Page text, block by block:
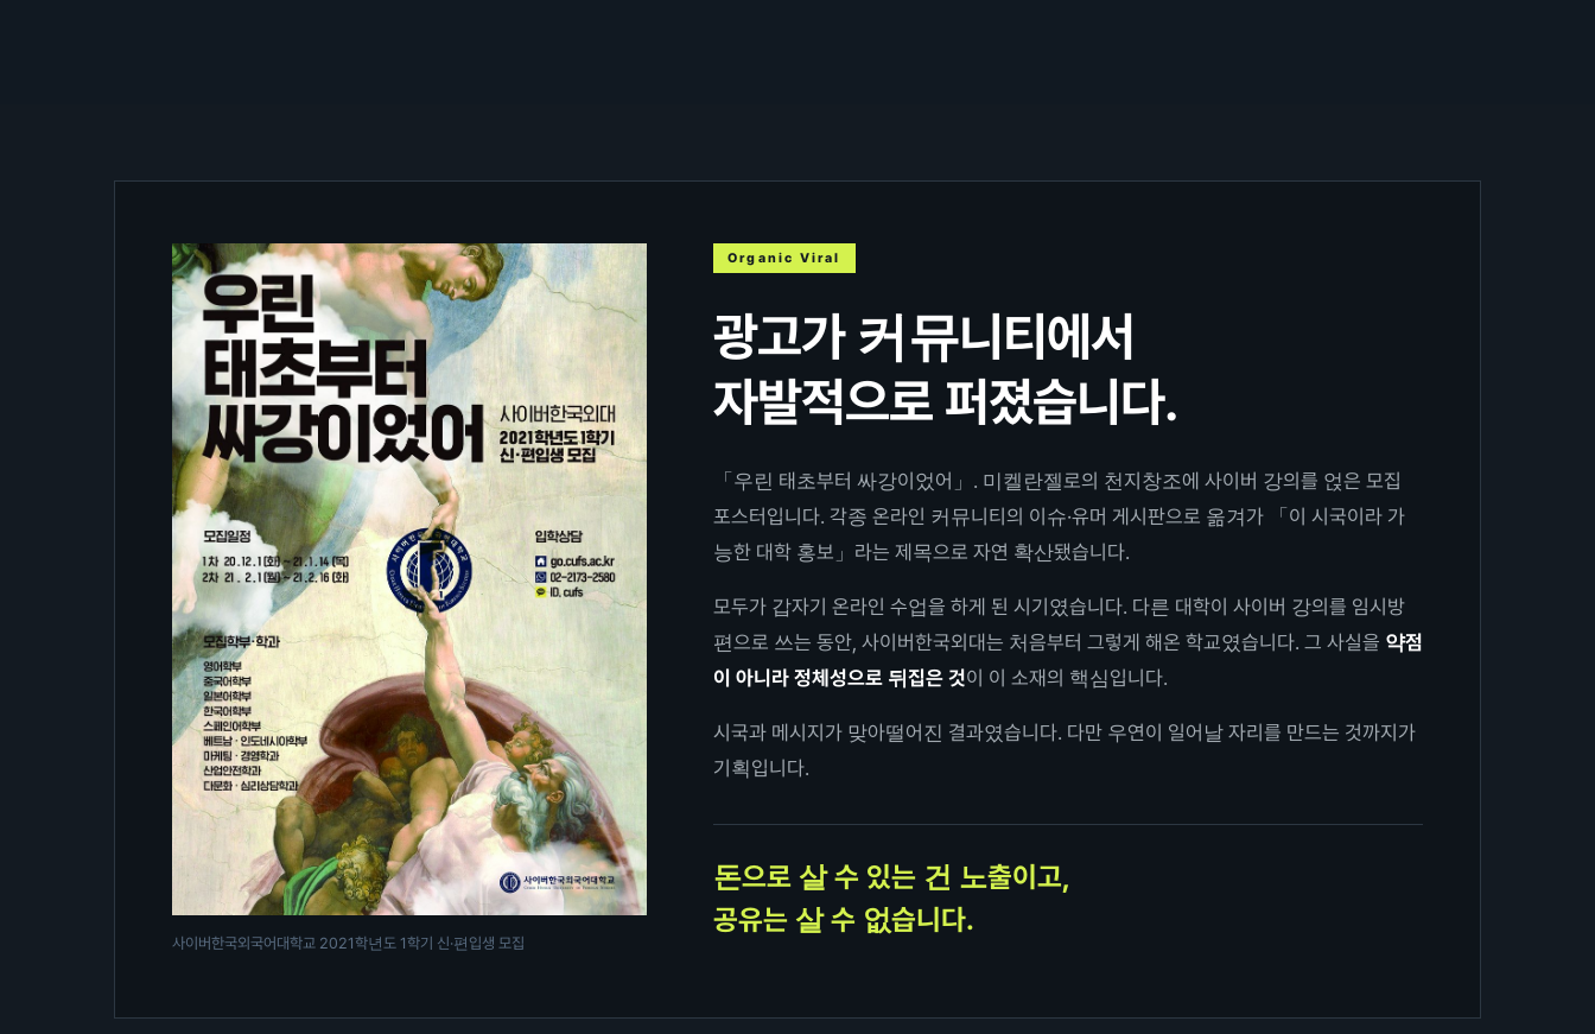
사이버한국외국어대학교 2021학년도 1학기 신·편입생 모집
Organic Viral
광고가 커뮤니티에서
자발적으로 퍼졌습니다.
「우린 태초부터 싸강이었어」. 미켈란젤로의 천지창조에 사이버 강의를 얹은 모집
포스터입니다. 각종 온라인 커뮤니티의 이슈·유머 게시판으로 옮겨가 「이 시국이라 가
능한 대학 홍보」라는 제목으로 자연 확산됐습니다.
모두가 갑자기 온라인 수업을 하게 된 시기였습니다. 다른 대학이 사이버 강의를 임시방
편으로 쓰는 동안, 사이버한국외대는 처음부터 그렇게 해온 학교였습니다. 그 사실을 약점
이 아니라 정체성으로 뒤집은 것이 이 소재의 핵심입니다.
시국과 메시지가 맞아떨어진 결과였습니다. 다만 우연이 일어날 자리를 만드는 것까지가
기획입니다.
돈으로 살 수 있는 건 노출이고,
공유는 살 수 없습니다.